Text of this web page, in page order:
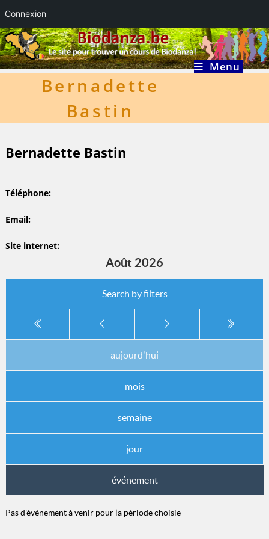
Connexion
Skip
to
content
Menu
Bernadette
Bastin
Bernadette Bastin
Téléphone
Email
Site internet
Août 2026
Search by filters
aujourd'hui
mois
semaine
jour
événement
Pas d'événement à venir pour la période choisie